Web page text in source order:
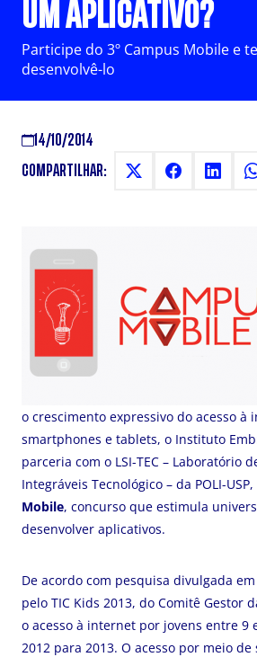
UM APLICATIVO?
Participe do 3º Campus Mobile e
desenvolvê-lo
14/10/2014
COMPARTILHAR:
o crescimento expressivo do acesso à
smartphones e tablets, o Instituto
parceria com o LSI-TEC – Laboratório
Integráveis Tecnológico – da POLI-
Mobile, concurso que estimula
desenvolver aplicativos.
De acordo com pesquisa divulgada
pelo TIC Kids 2013, do Comitê Gestor
o acesso à internet por jovens entre 9
2012 para 2013. O acesso por meio